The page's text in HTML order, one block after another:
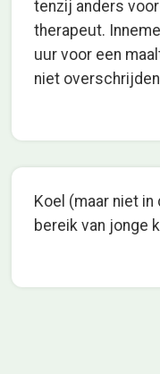
tenzij anders
therapeut.
uur voor een
niet
Koel (maar niet
bereik van jonge